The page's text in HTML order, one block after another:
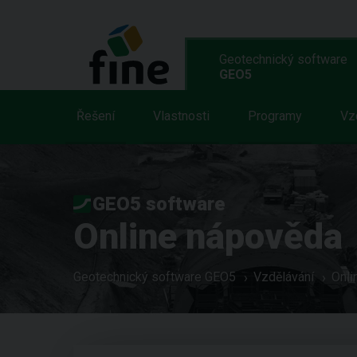
Geotechnický software
GEO5
Řešení Vlastnosti Programy
GEO5 software
Online nápověda
Geotechnický software GEO5 Vzdělávání